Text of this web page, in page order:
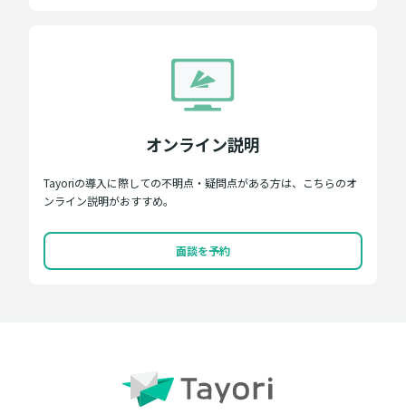
オンライン説明
Tayoriの導入に際しての不明点・疑問点がある方は、こちらのオ
ンライン説明がおすすめ。
面談を予約